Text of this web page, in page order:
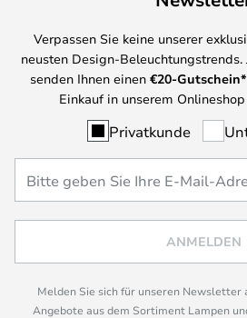
Verpassen Sie keine unserer
neusten Design-
senden Ihnen einen €20-Gutschein*
Einkauf in unserem
Privatkunde
ANMELDEN
Melden Sie sich für unseren
Angebote aus dem Sortiment Lampen